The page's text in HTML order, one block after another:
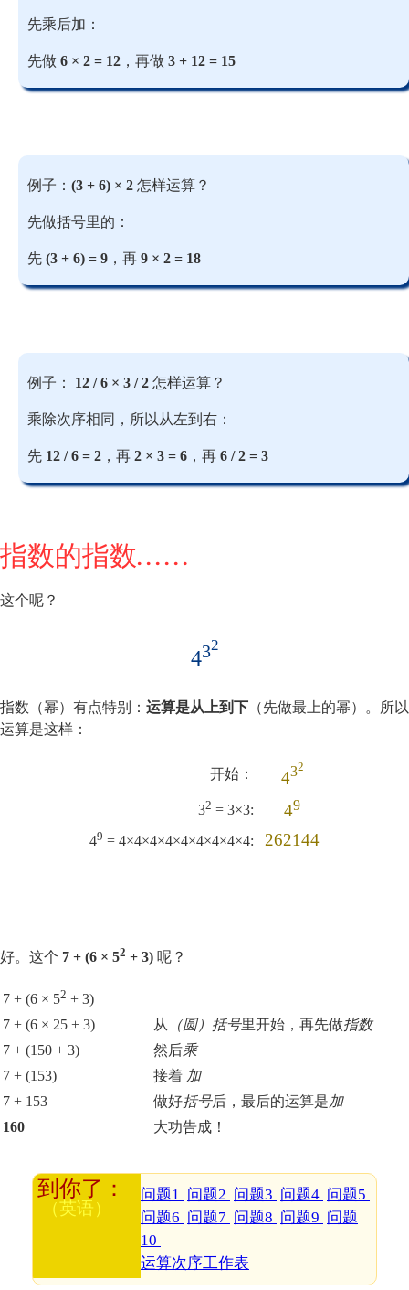
先乘后加：
先做 6 × 2 = 12 ，再做 3 + 12 = 15
例子： (3 + 6) × 2 怎样运算？
先做括号里的：
先 (3 + 6) = 9 ，再 9 × 2 = 18
例子： 12 / 6 × 3 / 2 怎样运算？
乘除次序相同，所以从左到右：
先 12 / 6 = 2 ，再 2 × 3 = 6 ，再 6 / 2 = 3
指数的指数……
这个呢？
432
指数（幂）有点特别： 运算是从上到下 （先做最上的幂）。所以
运算是这样：
开始： 432
32 = 3×3: 49
49 = 4×4×4×4×4×4×4×4×4: 262144
好。这个 7 + (6 × 52 + 3) 呢？
7 + (6 × 52 + 3)
7 + (6 × 25 + 3)
从 （圆）括号里开始，再先做指数
7 + (150 + 3)
然后乘
7 + (153)
接着 加
7 + 153
做好括号后，最后的运算是加
160
大功告成！
问题1 问题2 问题3 问题4 问题5
问题6 问题7 问题8 问题9 问题
10
运算次序工作表